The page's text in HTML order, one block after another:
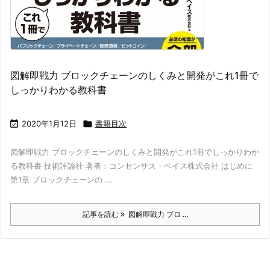
図解即戦力 ブロックチェーンのしくみと開発がこれ1冊で
しっかりわかる教科書
 2020年1月12日  書籍目次
図解即戦力 ブロックチェーンのしくみと開発がこれ1冊でしっかりわか
る教科書 技術評論社 著者：コンセンサス・ベイス株式会社 はじめに
第1章 ブロックチェーンの ...
記事を読む 図解即戦力 ブロ ...